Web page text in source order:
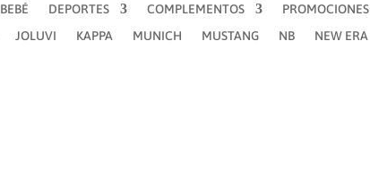
BEBÉ DEPORTES COMPLEMENTOS PROMOCIONES
JOLUVI KAPPA MUNICH MUSTANG NB NEW ERA